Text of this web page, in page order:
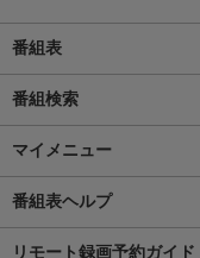
番組表
番組検索
マイメニュー
番組表ヘルプ
リモート録画予約ガイド